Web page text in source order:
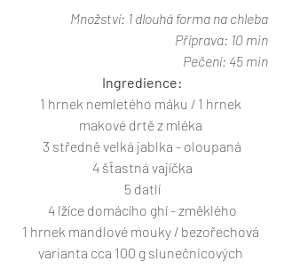
Množství: 1 dlouhá forma na chleba
Příprava: 10 min
Pečení: 45 min
Ingredience:
1 hrnek nemletého máku / 1 hrnek
makové drtě z mléka
3 středně velká jablka - oloupaná
4 šťastná vajíčka
5 datlí
4 lžíce domácího ghí - změklého
1 hrnek mandlové mouky / bezořechová
varianta cca 100 g slunečnicových